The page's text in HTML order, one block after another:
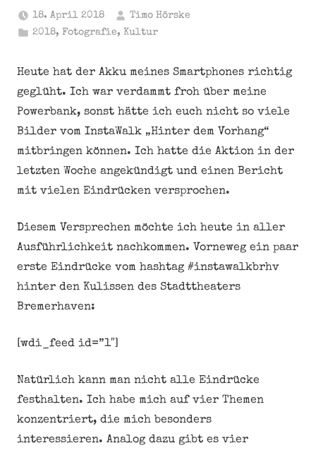
18. April 2018
Timo Hörske
2018,Fotografie, Kultur
Heute hat der Akku meines Smartphones richtig
geglüht. Ich war verdammt froh über meine
Powerbank, sonst hätte ich euch nicht so viele
Bilder vom InstaWalk „Hinter dem Vorhang“
mitbringen können. Ich hatte die Aktion in der
letzten Woche angekündigt und einen Bericht
mit vielen Eindrücken versprochen.
Diesem Versprechen möchte ich heute in aller
Ausführlichkeit nachkommen. Vorneweg ein paar
erste Eindrücke vom hashtag #instawalkbrhv
hinter den Kulissen des Stadttheaters
Bremerhaven:
[wdi_feed id=”1″]
Natürlich kann man nicht alle Eindrücke
festhalten. Ich habe mich auf vier Themen
konzentriert, die mich besonders
interessieren. Analog dazu gibt es vier